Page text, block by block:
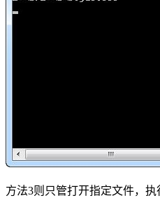
方法3则只管打开指定文件，